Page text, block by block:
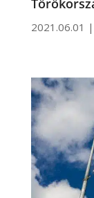
2021.06.01 |